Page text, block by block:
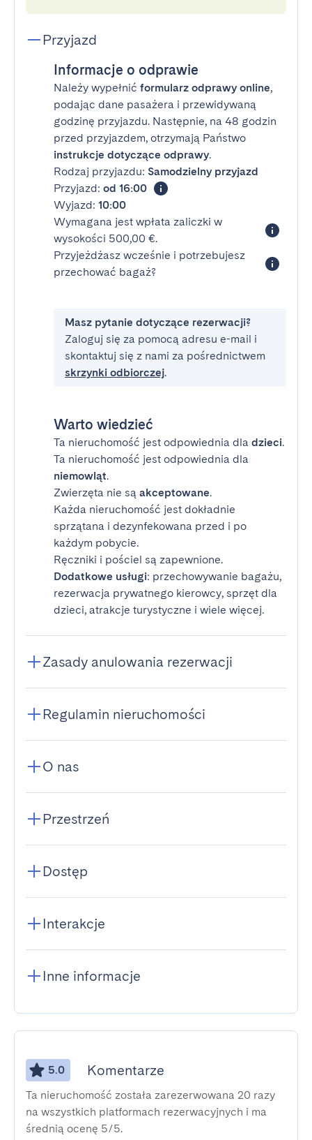
Przyjazd
Informacje o odprawie
Należy wypełnić formularz odprawy online,
podając dane pasażera i przewidywaną
godzinę przyjazdu. Następnie, na 48 godzin
przed przyjazdem, otrzymają Państwo
instrukcje dotyczące odprawy.
Rodzaj przyjazdu: Samodzielny przyjazd
Przyjazd: od 16:00
Wyjazd: 10:00
Wymagana jest wpłata zaliczki w
wysokości 500,00 €.
Przyjeżdżasz wcześnie i potrzebujesz
przechować bagaż?
Masz pytanie dotyczące rezerwacji?
Zaloguj się za pomocą adresu e-mail i
skontaktuj się z nami za pośrednictwem
skrzynki odbiorczej.
Warto wiedzieć
Ta nieruchomość jest odpowiednia dla dzieci.
Ta nieruchomość jest odpowiednia dla
niemowląt.
Zwierzęta nie są akceptowane.
Każda nieruchomość jest dokładnie
sprzątana i dezynfekowana przed i po
każdym pobycie.
Ręczniki i pościel są zapewnione.
Dodatkowe usługi: przechowywanie bagażu,
rezerwacja prywatnego kierowcy, sprzęt dla
dzieci, atrakcje turystyczne i wiele więcej.
Zasady anulowania rezerwacji
Regulamin nieruchomości
O nas
Przestrzeń
Dostęp
Interakcje
Inne informacje
5.0 Komentarze
Ta nieruchomość została zarezerwowana 20 razy
na wszystkich platformach rezerwacyjnych i ma
średnią ocenę 5/5.